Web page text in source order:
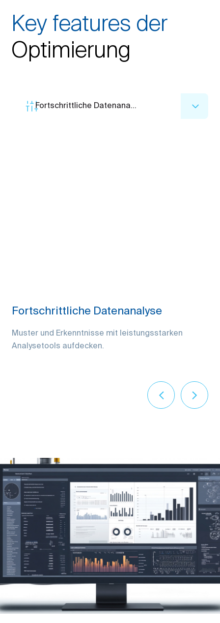
Key features der
Optimierung
Fortschrittliche Datenanalyse
Fortschrittliche Datenanalyse
Muster und Erkenntnisse mit leistungsstarken
Analysetools aufdecken.